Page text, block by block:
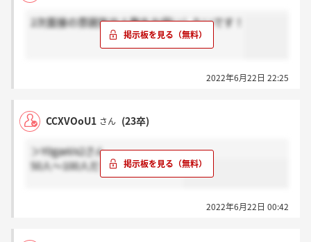
2次面接の雰囲気や人数をお伺いしたいです！
2022年6月22日 22:25
CCXVOoU1 さん (23卒)
＞Y0gaxVx2さん
50人～100人だったと思います。
2022年6月22日 00:42